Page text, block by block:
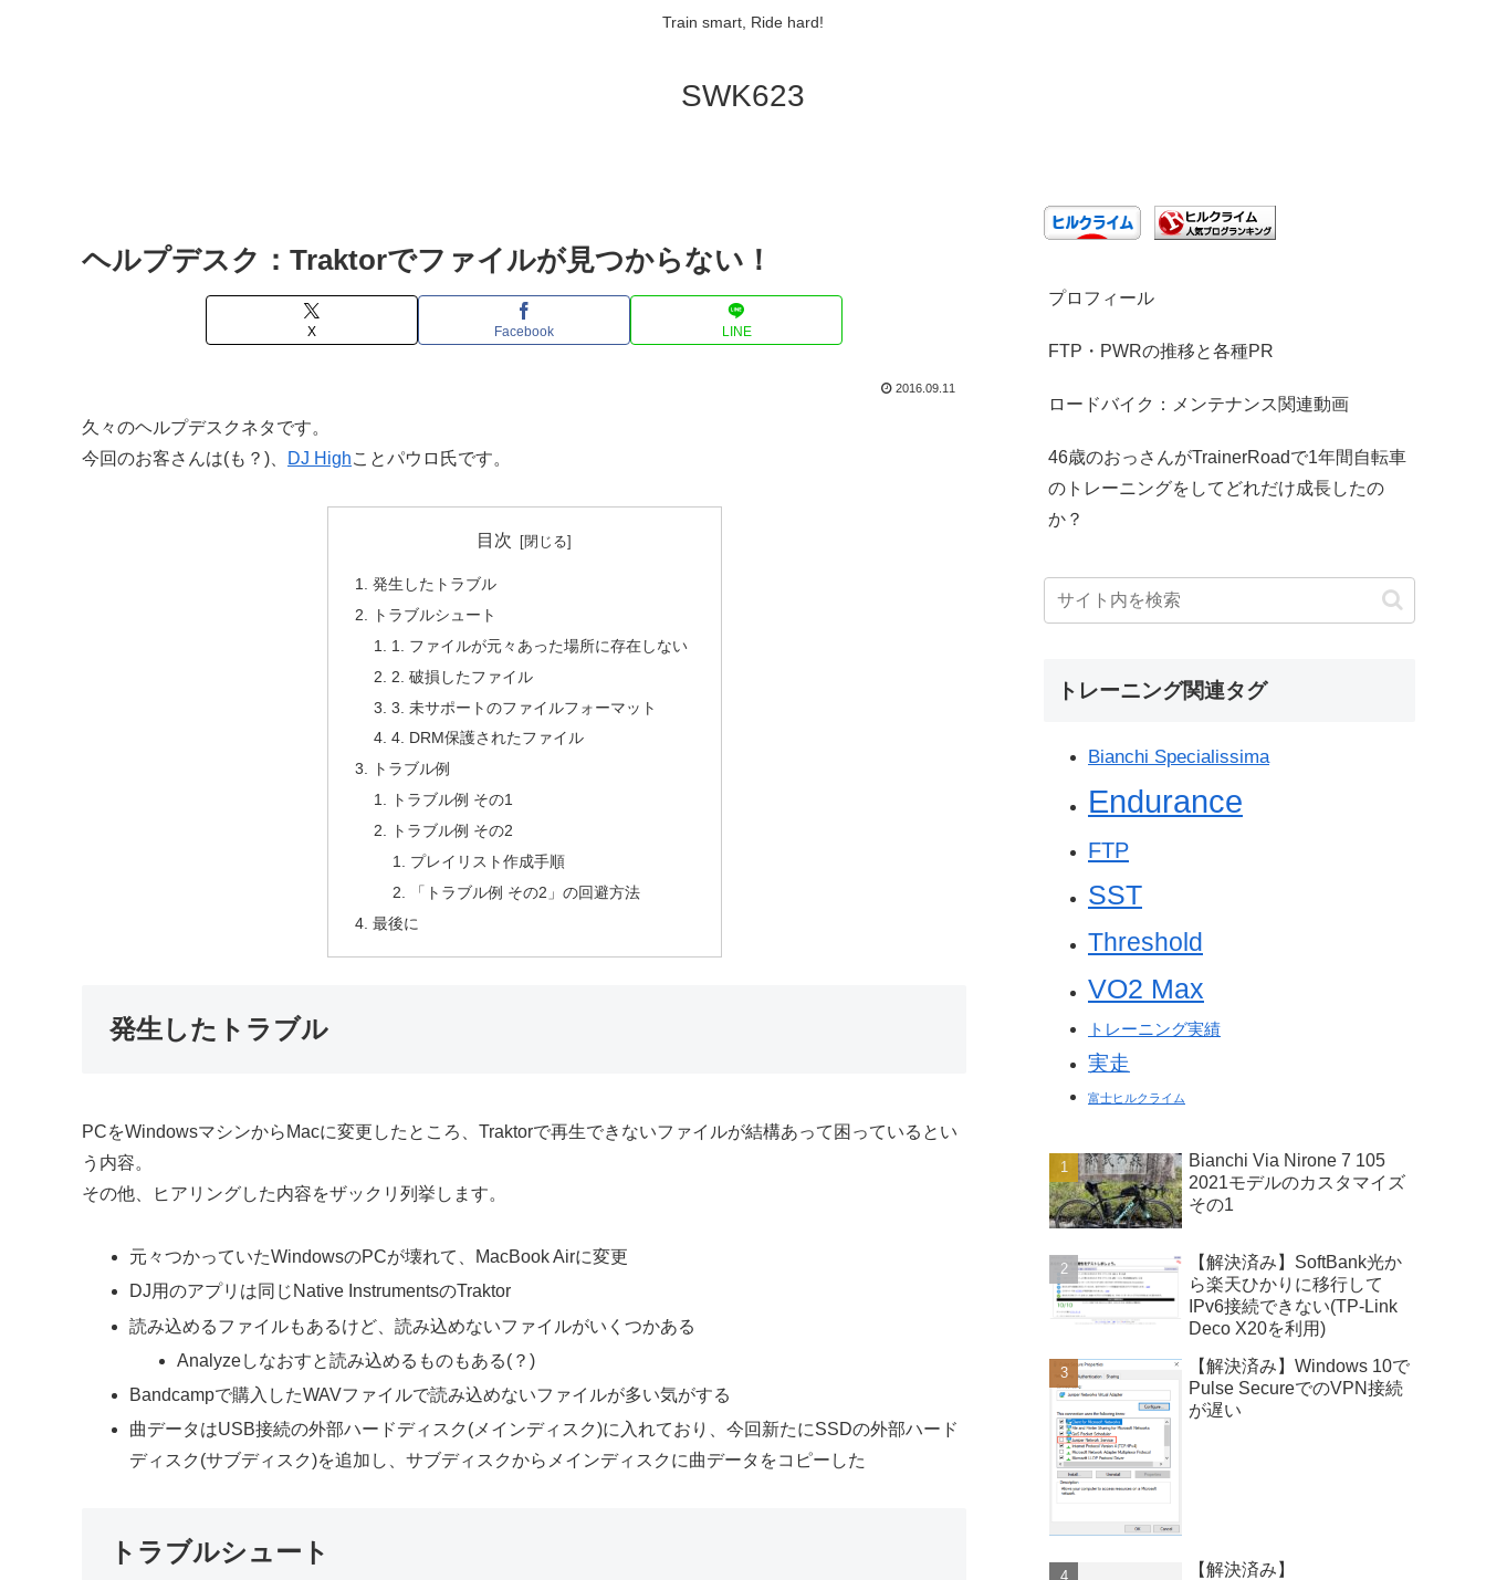
Train smart, Ride hard!
SWK623
ヘルプデスク：Traktorでファイルが見つからない！
X Facebook LINE
2016.09.11
久々のヘルプデスクネタです。
今回のお客さんは(も？)、
DJ Highことパウロ氏です。
目次
発生したトラブル
トラブルシュート
1. ファイルが元々あった場所に存在しない
2. 破損したファイル
3. 未サポートのファイルフォーマット
4. DRM保護されたファイル
トラブル例
トラブル例 その1
トラブル例 その2
プレイリスト作成手順
「トラブル例 その2」の回避方法
最後に
発生したトラブル
PCをWindowsマシンからMacに変更したところ、Traktorで再生できないファイルが結構あって困っているとい
う内容。
その他、ヒアリングした内容をザックリ列挙します。
元々つかっていたWindowsのPCが壊れて、MacBook Airに変更
DJ用のアプリは同じNative InstrumentsのTraktor
読み込めるファイルもあるけど、読み込めないファイルがいくつかある
Analyzeしなおすと読み込めるものもある(？)
Bandcampで購入したWAVファイルで読み込めないファイルが多い気がする
曲データはUSB接続の外部ハードディスク(メインディスク)に入れており、今回新たにSSDの外部ハード
ディスク(サブディスク)を追加し、サブディスクからメインディスクに曲データをコピーした
トラブルシュート
プロフィール
FTP・PWRの推移と各種PR
ロードバイク：メンテナンス関連動画
46歳のおっさんがTrainerRoadで1年間自転車
のトレーニングをしてどれだけ成長したの
か？
トレーニング関連タグ
Bianchi Specialissima
Endurance
FTP
SST
Threshold
VO2 Max
トレーニング実績
実走
富士ヒルクライム
Bianchi Via Nirone 7 105
2021モデルのカスタマイズ
その1
【解決済み】SoftBank光か
ら楽天ひかりに移行して
IPv6接続できない(TP-Link
Deco X20を利用)
【解決済み】Windows 10で
Pulse SecureでのVPN接続
が遅い
【解決済み】